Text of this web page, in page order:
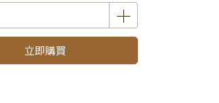
立即購買